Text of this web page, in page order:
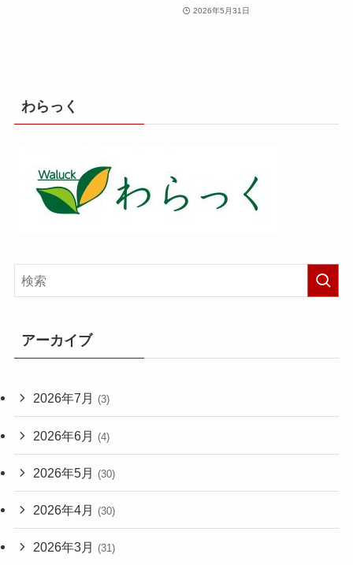
2026年5月31日
わらっく
アーカイブ
2026年7月 (3)
2026年6月 (4)
2026年5月 (30)
2026年4月 (30)
2026年3月 (31)